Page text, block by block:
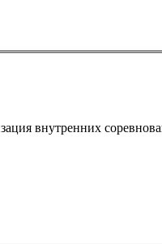
внутренних